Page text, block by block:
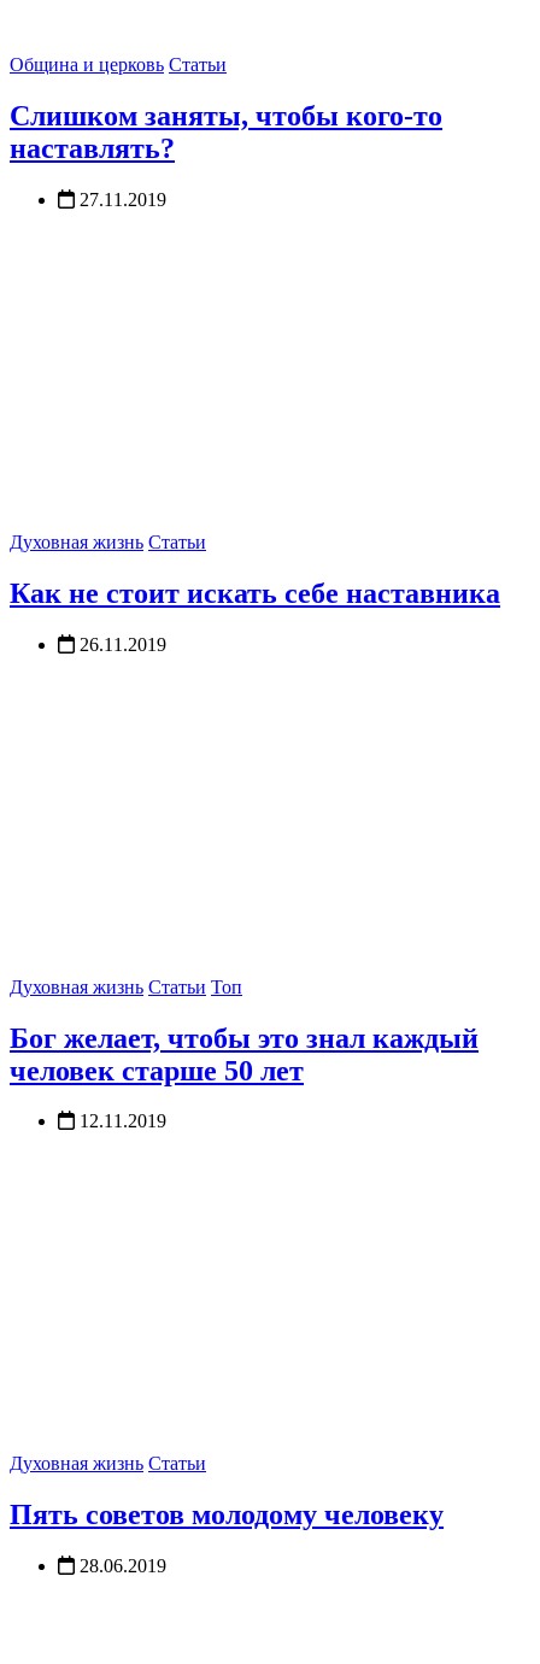
Община и церковь Статьи
Слишком заняты, чтобы кого-то
наставлять?
27.11.2019
Духовная жизнь Статьи
Как не стоит искать себе наставника
26.11.2019
Духовная жизнь Статьи Топ
Бог желает, чтобы это знал каждый
человек старше 50 лет
12.11.2019
Духовная жизнь Статьи
Пять советов молодому человеку
28.06.2019